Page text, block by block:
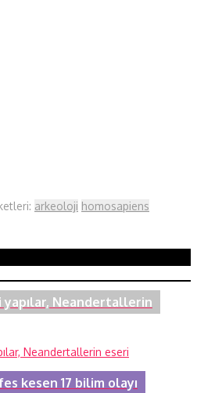
arkeoloji homosapiens
Neandertallerin
kesen 17 bilim olayı